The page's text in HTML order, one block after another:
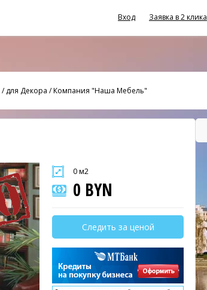
Вход Заявка в 2 клика
/для Декора /Компания "Наша Мебель"
0 м2
0 BYN
Следить за ценой